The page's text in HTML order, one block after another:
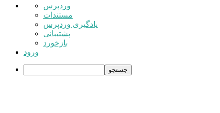
درباره
وردپرس
وردپرس
مستندات
یادگیری وردپرس
پشتیبانی
بازخورد
ورود
جستجو